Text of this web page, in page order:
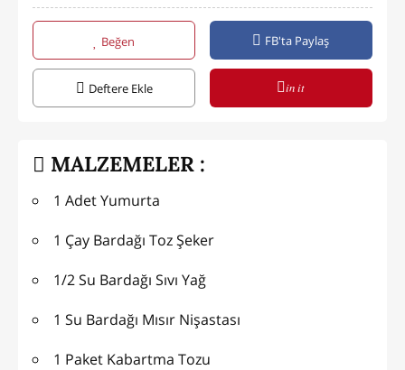
Beğen FB'ta Paylaş
Deftere Ekle in it
MALZEMELER :
1 Adet Yumurta
1 Çay Bardağı Toz Şeker
1/2 Su Bardağı Sıvı Yağ
1 Su Bardağı Mısır Nişastası
1 Paket Kabartma Tozu